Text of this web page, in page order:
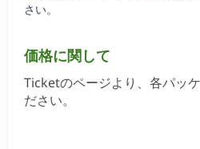
さい。
価格に関して
Ticketのページより、各パッ
ださい。